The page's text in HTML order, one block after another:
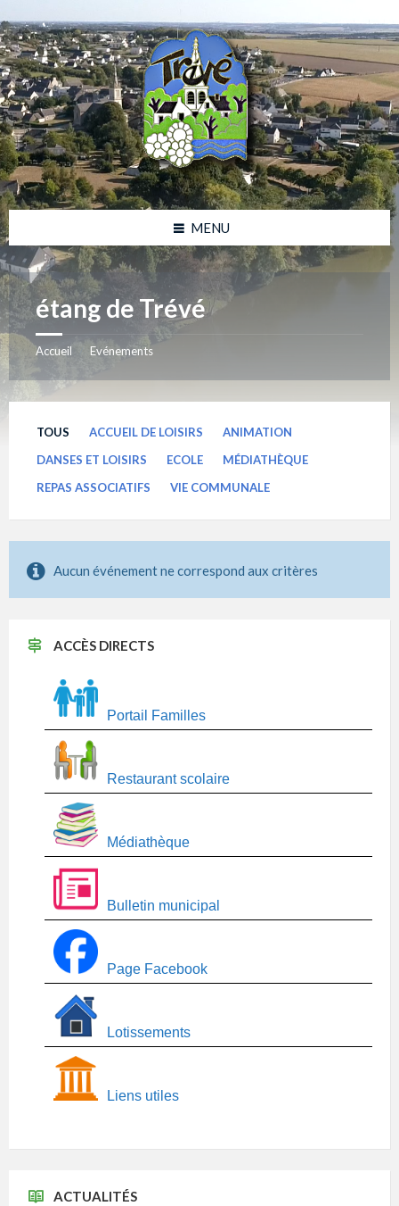
to
content
to
left
sidebar
to
footer
MENU
étang de Trévé
Accueil Evénements
TOUS ACCUEIL DE LOISIRS
ANIMATION
DANSES ET LOISIRS
ECOLE
MÉDIATHÈQUE
REPAS ASSOCIATIFS
VIE COMMUNALE
Aucun événement ne correspond aux critères
ACCÈS DIRECTS
Portail Familles
Restaurant scolaire
Médiathèque
Bulletin municipal
Page Facebook
Lotissements
Liens utiles
ACTUALITÉS